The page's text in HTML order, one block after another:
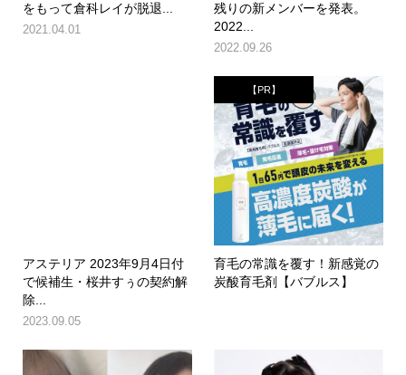
をもって倉科レイが脱退...
2021.04.01
残りの新メンバーを発表。
2022...
2022.09.26
アステリア 2023年9月4日付
で候補生・桜井すぅの契約解
除...
2023.09.05
【PR】
育毛の常識を覆す！新感覚の
炭酸育毛剤【バブルス】